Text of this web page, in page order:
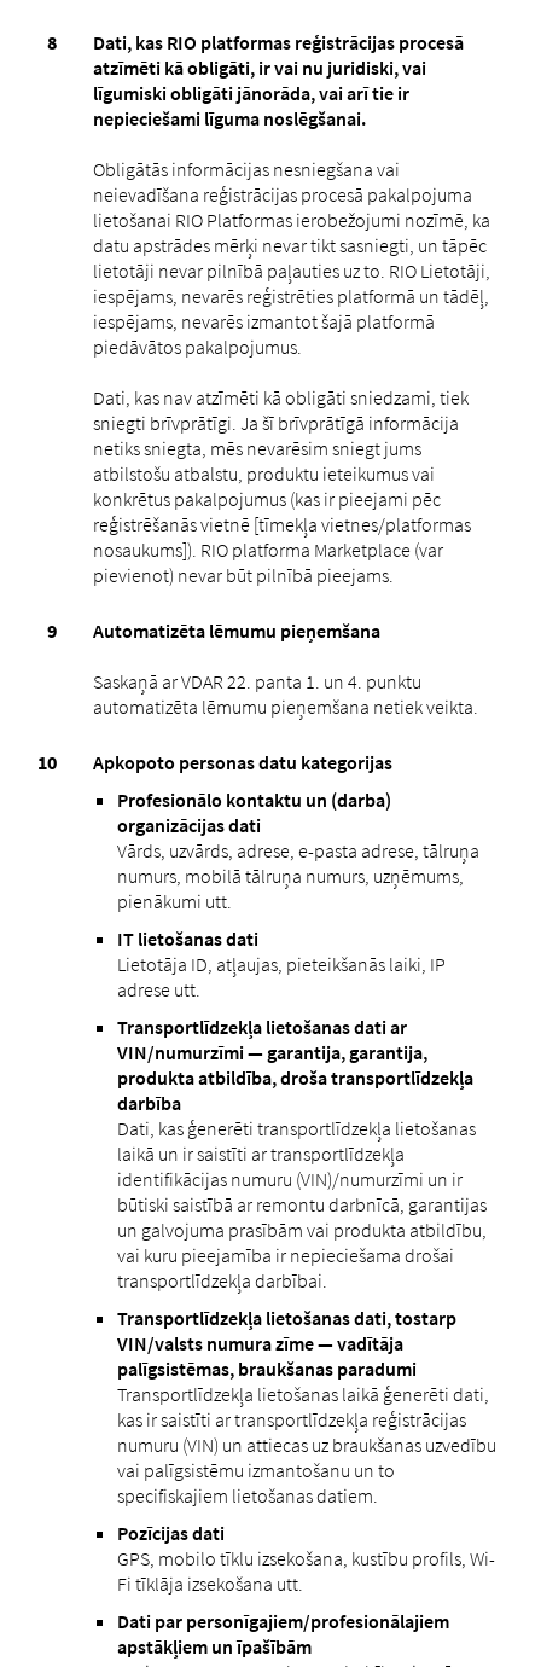
Dati, kas RIO platformas reģistrācijas procesā
atzīmēti kā obligāti, ir vai nu juridiski, vai
līgumiski obligāti jānorāda, vai arī tie ir
nepieciešami līguma noslēgšanai.
Obligātās informācijas nesniegšana vai
neievadīšana reģistrācijas procesā pakalpojuma
lietošanai RIO Platformas ierobežojumi nozīmē, ka
datu apstrādes mērķi nevar tikt sasniegti, un tāpēc
lietotāji nevar pilnībā paļauties uz to. RIO Lietotāji,
iespējams, nevarēs reģistrēties platformā un tādēļ,
iespējams, nevarēs izmantot šajā platformā
piedāvātos pakalpojumus.
Dati, kas nav atzīmēti kā obligāti sniedzami, tiek
sniegti brīvprātīgi. Ja šī brīvprātīgā informācija
netiks sniegta, mēs nevarēsim sniegt jums
atbilstošu atbalstu, produktu ieteikumus vai
konkrētus pakalpojumus (kas ir pieejami pēc
reģistrēšanās vietnē [tīmekļa vietnes/platformas
nosaukums]). RIO platforma Marketplace (var
pievienot) nevar būt pilnībā pieejams.
Automatizēta lēmumu pieņemšana
Saskaņā ar VDAR 22. panta 1. un 4. punktu
automatizēta lēmumu pieņemšana netiek veikta.
Apkopoto personas datu kategorijas
Profesionālo kontaktu un (darba)
organizācijas dati
Vārds, uzvārds, adrese, e-pasta adrese, tālruņa
numurs, mobilā tālruņa numurs, uzņēmums,
pienākumi utt.
IT lietošanas dati
Lietotāja ID, atļaujas, pieteikšanās laiki, IP
adrese utt.
Transportlīdzekļa lietošanas dati ar
VIN/numurzīmi — garantija, garantija,
produkta atbildība, droša transportlīdzekļa
darbība
Dati, kas ģenerēti transportlīdzekļa lietošanas
laikā un ir saistīti ar transportlīdzekļa
identifikācijas numuru (VIN)/numurzīmi un ir
būtiski saistībā ar remontu darbnīcā, garantijas
un galvojuma prasībām vai produkta atbildību,
vai kuru pieejamība ir nepieciešama drošai
transportlīdzekļa darbībai.
Transportlīdzekļa lietošanas dati, tostarp
VIN/valsts numura zīme — vadītāja
palīgsistēmas, braukšanas paradumi
Transportlīdzekļa lietošanas laikā ģenerēti dati,
kas ir saistīti ar transportlīdzekļa reģistrācijas
numuru (VIN) un attiecas uz braukšanas uzvedību
vai palīgsistēmu izmantošanu un to
specifiskajiem lietošanas datiem.
Pozīcijas dati
GPS, mobilo tīklu izsekošana, kustību profils, Wi-
Fi tīklāja izsekošana utt.
Dati par personīgajiem/profesionālajiem
apstākļiem un īpašībām